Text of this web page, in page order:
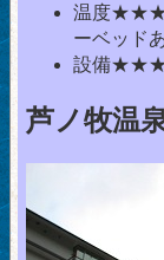
温度
ーベッド
設備
芦ノ牧温